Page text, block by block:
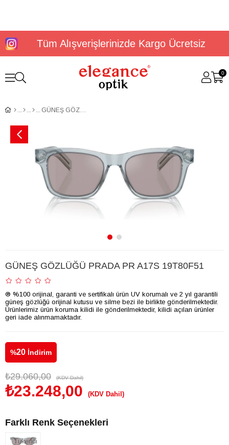
Tüm Alışverişlerinizde Kargo Ücretsiz
0
GÜNEŞ GÖZLÜĞÜ PRADA PR A17S 19T80F51
GÜNEŞ GÖZLÜĞÜ PRADA PR A17S 19T80F51
® %100 orijinal, garanti ve sertifikalı ürün UV korumalı ve 2 yıl garantili
güneş gözlüğü orijinal kutusu ve silme bezi ile birlikte gönderilmektedir.
Ürünlerimiz ürün koruma kilidi ile gönderilmektedir, kilidi açılan ürünler
geri iade alınmamaktadır.
%20 İndirim
₺29.060,00 (KDV Dahil)
₺23.248,00 (KDV Dahil)
Farklı Renk Seçenekleri
Tükendi